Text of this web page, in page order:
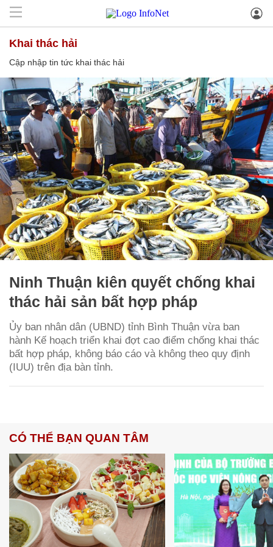
khai thác hải
Cập nhập tin tức khai thác hải
Ninh Thuận kiên quyết chống khai
thác hải sản bất hợp pháp
Ủy ban nhân dân (UBND) tỉnh Bình Thuận vừa ban
hành Kế hoạch triển khai đợt cao điểm chống khai thác
bất hợp pháp, không báo cáo và không theo quy định
(IUU) trên địa bàn tỉnh.
CÓ THỂ BẠN QUAN TÂM